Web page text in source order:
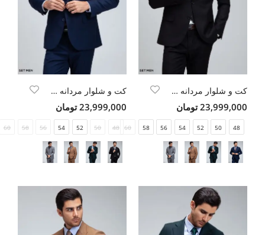
کت و شلوار مردانه سه تکه یقه بلیزر دو دکمه دو چاک
23,999,000 تومان
48
50
52
54
56
58
60
کت و شلوار مردانه سه تکه یقه بلیزر دو دکمه دو چاک
23,999,000 تومان
48
50
52
54
56
58
60